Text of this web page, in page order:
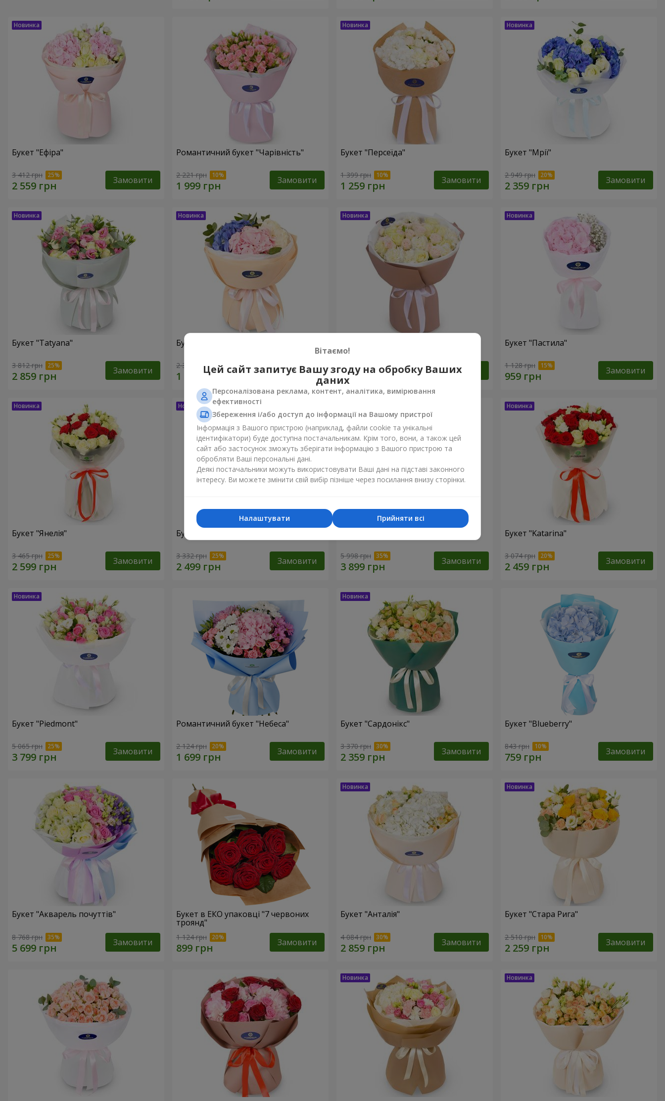
Букет "Ефіра"
3 412 грн Замовити
Романтичний букет "Чарівність"
2 221 грн Замовити
Букет "Персеїда"
1 399 грн Замовити
Букет "Мрії"
2 949 грн Замовити
Букет "Tatyana"
3 812 грн Замовити
Букет "Хмара почуттів"
2 345 грн Замовити 2 374 грн Замовити
Букет "Пастила"
1 128 грн Замовити
Букет "Янелія"
3 465 грн Замовити
Букет "Щирість"
3 332 грн Замовити 5 998 грн Замовити
Букет "Katarina"
3 074 грн Замовити
Букет "Piedmont"
5 065 грн Замовити
Романтичний букет "Небеса"
2 124 грн Замовити
Букет "Сардонікс"
3 370 грн Замовити
Букет "Blueberry"
843 грн Замовити
Букет "Акварель почуттів"
8 768 грн Замовити
Букет в ЕКО упаковці "7 червоних
троянд"
1 124 грн Замовити
Букет "Анталія"
4 084 грн Замовити
Букет "Стара Рига"
2 510 грн Замовити
Вітаємо!
Цей сайт запитує Вашу згоду на обробку Ваших
даних
Персоналізована реклама, контент, аналітика, вимірювання
ефективності
Збереження і/або доступ до інформації на Вашому пристрої
Інформація з Вашого пристрою (наприклад, файли cookie та унікальні
ідентифікатори) буде доступна постачальникам. Крім того, вони, а також цей
сайт або застосунок зможуть зберігати інформацію з Вашого пристрою та
обробляти Ваші персональні дані.
Деякі постачальники можуть використовувати Ваші дані на підставі законного
інтересу. Ви можете змінити свій вибір пізніше через посилання внизу сторінки.
Прийняти всі
Налаштувати